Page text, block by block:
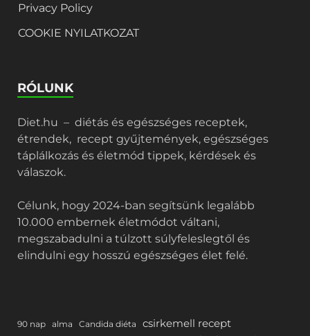
Privacy Policy
COOKIE NYILATKOZAT
RÓLUNK
Diet.hu – diétás és egészséges receptek,
étrendek, recept gyűjtemények, egészséges
táplálkozás és életmód tippek, kérdések és
válaszok.
Célunk, hogy 2024-ban segítsünk legalább
10.000 embernek életmódot váltani,
megszabadulni a túlzott súlyfeleslegtől és
elindulni egy hosszú egészséges élet felé.
90 nap alma Candida diéta csirkemell recept